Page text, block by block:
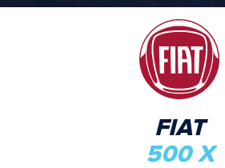
FIAT
500 X